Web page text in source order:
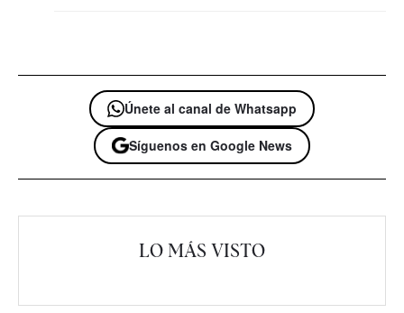
Únete al canal de Whatsapp
Síguenos en Google News
LO MÁS VISTO